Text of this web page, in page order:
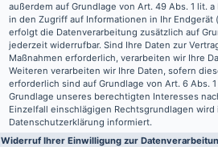
außerdem auf Grundlage von Art. 49 Abs. 1 lit.
in den Zugriff auf Informationen in Ihr
erfolgt die Datenverarbeitung zusätzlich auf
jederzeit widerrufbar. Sind Ihre Daten zur
Maßnahmen erforderlich, verarbeiten wir Ihre
Weiteren verarbeiten wir Ihre Daten, sofern
erforderlich sind auf Grundlage von Art. 6 Abs.
Grundlage unseres berechtigten Interesses
Einzelfall einschlägigen Rechtsgrundlagen
Datenschutzerklärung informiert.
Widerruf Ihrer Einwilligung zur